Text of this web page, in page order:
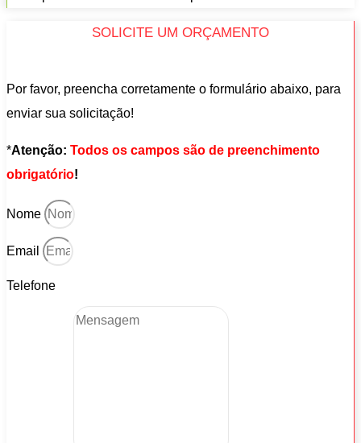
SOLICITE UM ORÇAMENTO
Por favor, preencha corretamente o formulário abaixo, para
enviar sua solicitação!
*Atenção: Todos os campos são de preenchimento
obrigatório!
Nome
Email
Telefone